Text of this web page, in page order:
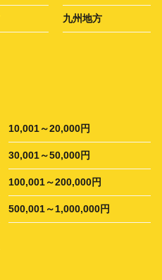
九州地方
10,001～20,000円
30,001～50,000円
100,001～200,000円
500,001～1,000,000円